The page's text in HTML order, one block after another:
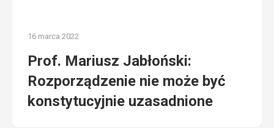
16 marca 2022
Prof. Mariusz Jabłoński:
Rozporządzenie nie może być
konstytucyjnie uzasadnione